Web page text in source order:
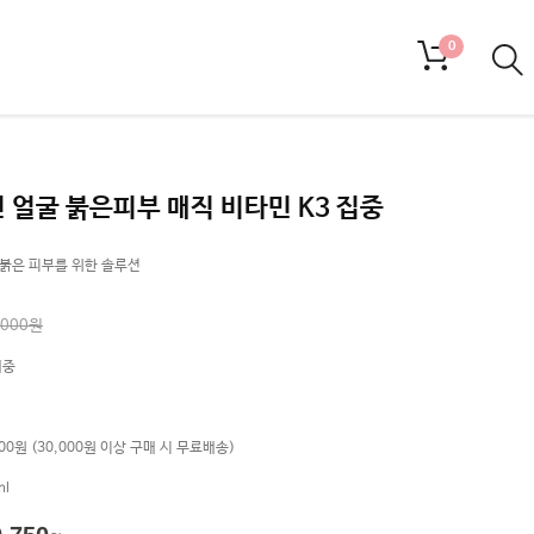
0
얼굴 붉은피부 매직 비타민 K3 집중
은 피부를 위한 솔루션
원
원 (30,000원 이상 구매 시 무료배송)